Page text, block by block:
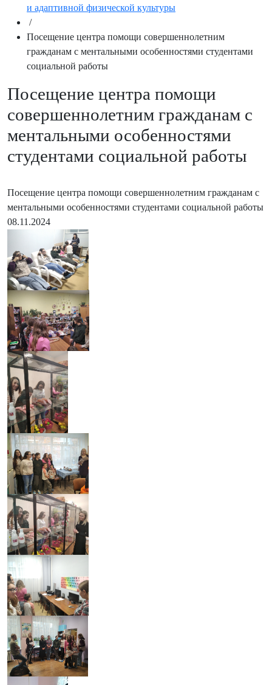
и адаптивной физической культуры
/
Посещение центра помощи совершеннолетним
гражданам с ментальными особенностями студентами
социальной работы
Посещение центра помощи
совершеннолетним гражданам с
ментальными особенностями
студентами социальной работы
Посещение центра помощи совершеннолетним гражданам с
ментальными особенностями студентами социальной работы
08.11.2024